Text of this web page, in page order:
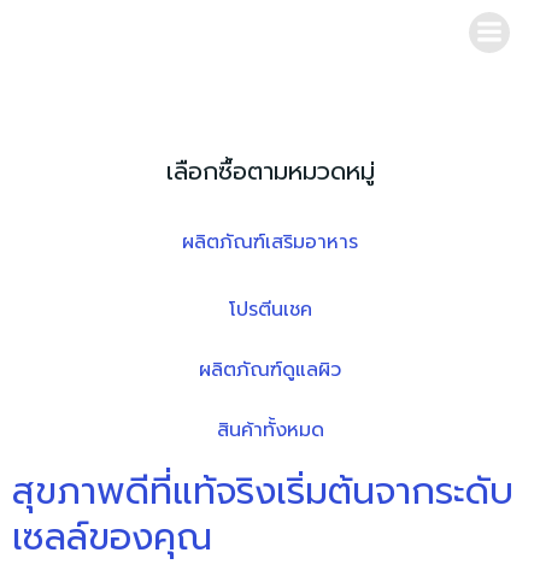
เลือกซื้อตามหมวดหมู่
ผลิตภัณฑ์เสริมอาหาร
โปรตีนเชค
ผลิตภัณฑ์ดูแลผิว
สินค้าทั้งหมด
สุขภาพดีที่แท้จริงเริ่มต้นจากระดับ
เซลล์ของคุณ